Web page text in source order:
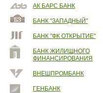
АК БАРС БАНК
БАНК "ЗАПАДНЫЙ"
БАНК "ФК ОТКРЫТИЕ"
БАНК ЖИЛИЩНОГО
ФИНАНСИРОВАНИЯ
ВНЕШПРОМБАНК
ГЕНБАНК